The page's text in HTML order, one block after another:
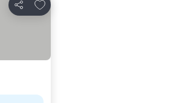
Del
Legg til i favoritter